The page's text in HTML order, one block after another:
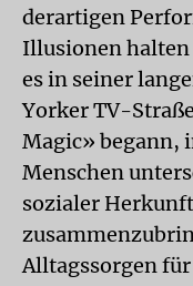
derartigen
Illusionen halten
es in seiner
Yorker TV-
Magic» begann,
Menschen
sozialer
Alltagssorgen